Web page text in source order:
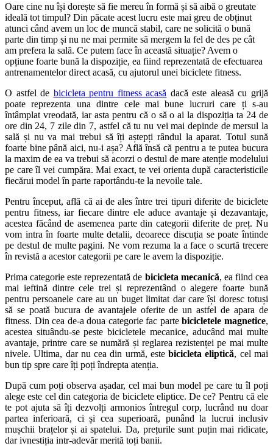
Oare cine nu își dorește să fie mereu în formă și să aibă o greutate
ideală tot timpul? Din păcate acest lucru este mai greu de obținut
atunci când avem un loc de muncă stabil, care ne solicită o bună
parte din timp și nu ne mai permite să mergem la fel de des pe cât
am prefera la sală. Ce putem face în această situație? Avem o
opțiune foarte bună la dispoziție, ea fiind reprezentată de efectuarea
antrenamentelor direct acasă, cu ajutorul unei biciclete fitness.
O astfel de bicicleta pentru fitness acasă dacă este aleasă cu grijă
poate reprezenta una dintre cele mai bune lucruri care ți s-au
întâmplat vreodată, iar asta pentru că o să o ai la dispoziția ta 24 de
ore din 24, 7 zile din 7, astfel că tu nu vei mai depinde de mersul la
sală și nu va mai trebui să îți aștepți rândul la aparat. Totul sună
foarte bine până aici, nu-i așa? Află însă că pentru a te putea bucura
la maxim de ea va trebui să acorzi o destul de mare atenție modelului
pe care îl vei cumpăra. Mai exact, te vei orienta după caracteristicile
fiecărui model în parte raportându-te la nevoile tale.
Pentru început, află că ai de ales între trei tipuri diferite de biciclete
pentru fitness, iar fiecare dintre ele aduce avantaje și dezavantaje,
acestea făcând de asemenea parte din categorii diferite de preț. Nu
vom intra în foarte multe detalii, deoarece discuția se poate întinde
pe destul de multe pagini. Ne vom rezuma la a face o scurtă trecere
în revistă a acestor categorii pe care le avem la dispoziție.
Prima categorie este reprezentată de bicicleta mecanică, ea fiind cea
mai ieftină dintre cele trei și reprezentând o alegere foarte bună
pentru persoanele care au un buget limitat dar care își doresc totuși
să se poată bucura de avantajele oferite de un astfel de apara de
fitness. Din cea de-a doua categorie fac partebicicletele magnetice,
acestea situându-se peste bicicletele mecanice, aducând mai multe
avantaje, printre care se numără și reglarea rezistenței pe mai multe
nivele. Ultima, dar nu cea din urmă, estebicicleta eliptică, cel mai
bun tip spre care îți poți îndrepta atenția.
După cum poți observa așadar, cel mai bun model pe care tu îl poți
alege este cel din categoria de biciclete eliptice. De ce? Pentru că ele
te pot ajuta să îți dezvolți armonios întregul corp, lucrând nu doar
partea inferioară, ci și cea superioară, punând la lucrui inclusiv
mușchii brațelor și ai spatelui. Da, prețurile sunt puțin mai ridicate,
dar ivnestiția intr-adevăr merită toți banii.